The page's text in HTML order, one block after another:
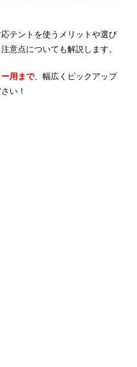
テントを使うメリットや選び
意点についても解説します。
用まで、幅広くピックアップ
い！